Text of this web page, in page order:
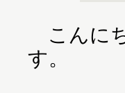
こんに
す。